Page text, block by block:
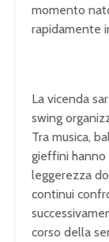
momento
rapidamente
La vicenda
swing
Tra musica,
gieffini hanno
leggerezza
continui
corso della